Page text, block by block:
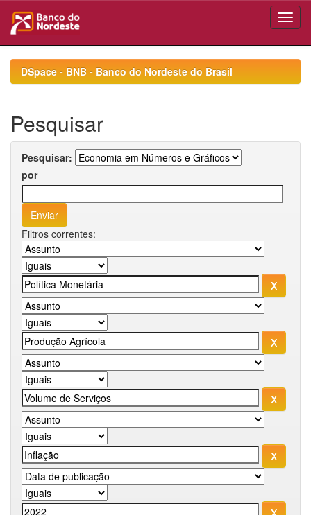
navigationDSpace - BNB - Banco do Nordeste do Brasil
Pesquisar
Pesquisar:
por
Filtros correntes: